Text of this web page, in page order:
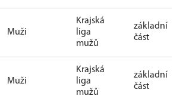
Muži
Krajská
liga
mužů
základní
část
Muži
Krajská
liga
mužů
základní
část